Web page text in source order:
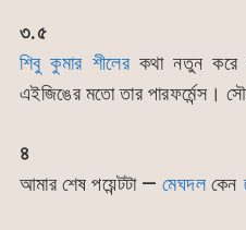
৩.৫
শিবু কুমার শীলের কথা নতুন করে
এইজিঙের মতো তার পারফর্মেন্স।
৪
আমার শেষ পয়েন্টটা —মেঘদলকেন